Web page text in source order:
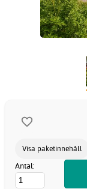
Visa paketinnehåll
Antal: